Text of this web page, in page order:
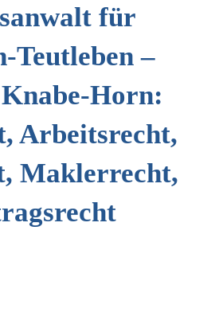
für
Teutleben –
Horn:
Arbeitsrecht,
Maklerrecht,